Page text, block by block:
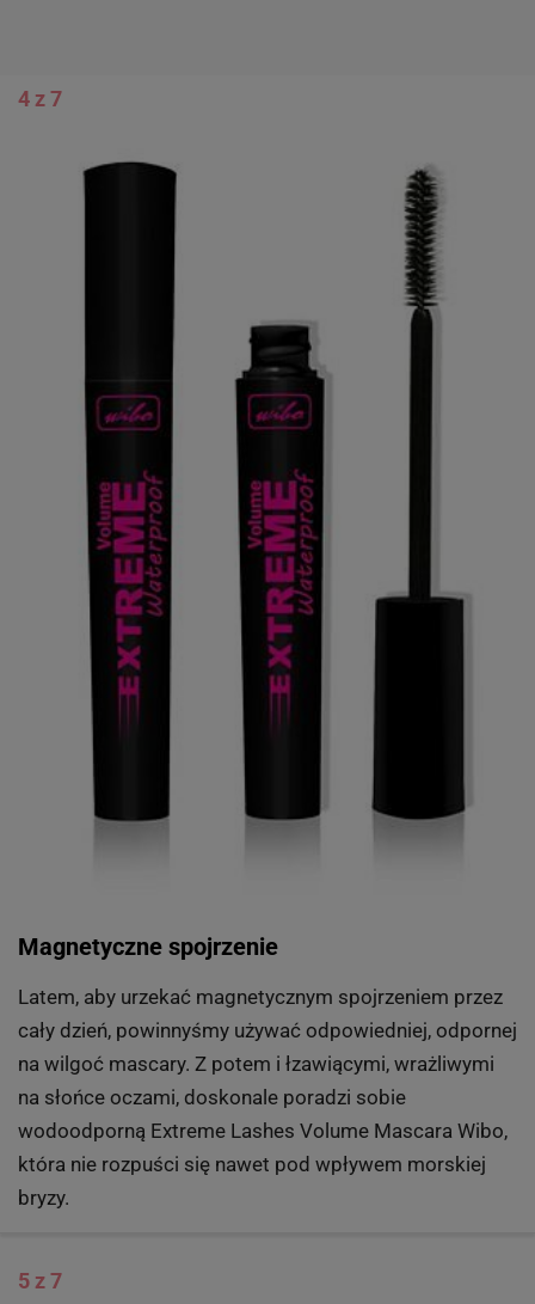
4 z 7
Magnetyczne spojrzenie
Latem, aby urzekać magnetycznym spojrzeniem przez
cały dzień, powinnyśmy używać odpowiedniej, odpornej
na wilgoć mascary. Z potem i łzawiącymi, wrażliwymi
na słońce oczami, doskonale poradzi sobie
wodoodporną Extreme Lashes Volume Mascara Wibo,
która nie rozpuści się nawet pod wpływem morskiej
bryzy.
5 z 7